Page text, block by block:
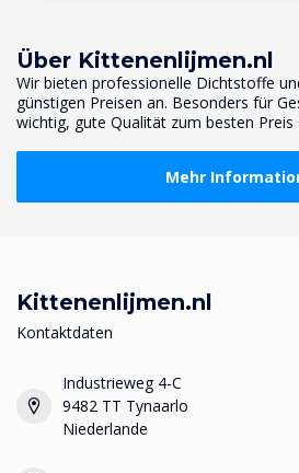
Über Kittenenlijmen.nl
Wir bieten professionelle Dichtstoffe
günstigen Preisen an. Besonders für
wichtig, gute Qualität zum besten Preis
Mehr
Kittenenlijmen.nl
Kontaktdaten
Industrieweg 4-C
9482 TT Tynaarlo
Niederlande